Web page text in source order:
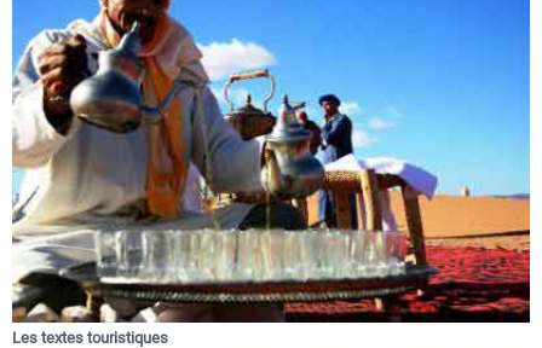
Les textes touristiques